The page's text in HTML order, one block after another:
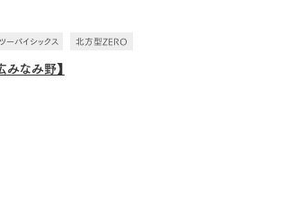
みなみ野】
ツーバイシックス 北方型ZERO